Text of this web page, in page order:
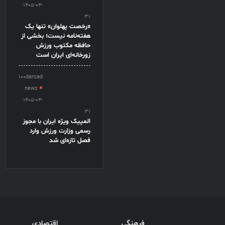
1405-04-
31
«رخصت پهلوان» تنها یک
هفته‌نامه نیست؛ بخشی از
حافظه مکتوب ورزش
زورخانه‌ای ایران است
100darsad
news
1405-04-
31
المپیک ویژه ایران با مجوز
رسمی وزارت ورزش وارد
فصل تازه‌ای شد